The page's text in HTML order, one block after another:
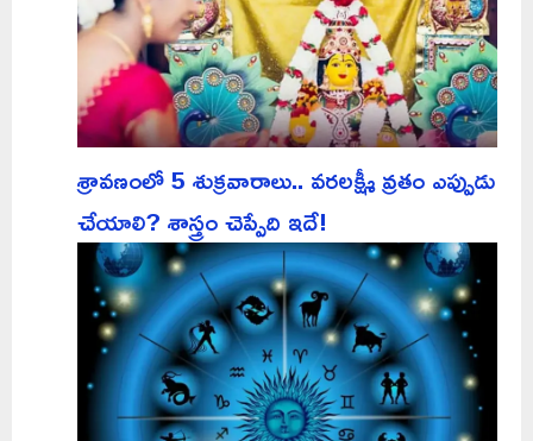
శ్రావణంలో 5 శుక్రవారాలు.. వరలక్ష్మీ వ్రతం ఎప్పుడు
చేయాలి? శాస్త్రం చెప్పేది ఇదే!